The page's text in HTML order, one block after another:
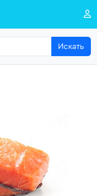
Искать